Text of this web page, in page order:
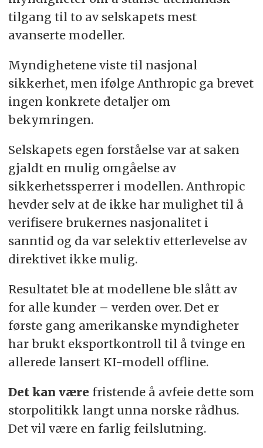
tilgang til to av selskapets mest
avanserte modeller.
Myndighetene viste til nasjonal
sikkerhet, men ifølge Anthropic ga brevet
ingen konkrete detaljer om
bekymringen.
Selskapets egen forståelse var at saken
gjaldt en mulig omgåelse av
sikkerhetssperrer i modellen. Anthropic
hevder selv at de ikke har mulighet til å
verifisere brukernes nasjonalitet i
sanntid og da var selektiv etterlevelse av
direktivet ikke mulig.
Resultatet ble at modellene ble slått av
for alle kunder – verden over. Det er
første gang amerikanske myndigheter
har brukt eksportkontroll til å tvinge en
allerede lansert KI-modell offline.
Det kan være fristende å avfeie dette som
storpolitikk langt unna norske rådhus.
Det vil være en farlig feilslutning.